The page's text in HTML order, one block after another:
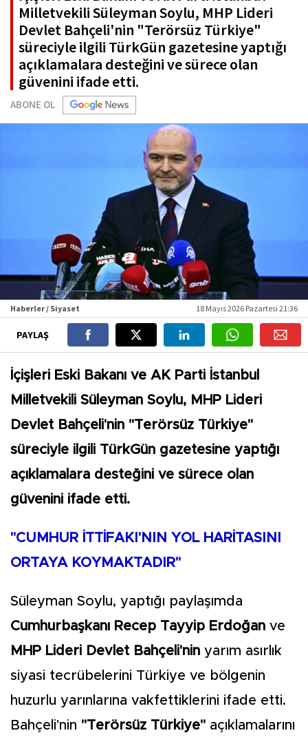
Milletvekili Süleyman Soylu, MHP Lideri
Devlet Bahçeli'nin "Terörsüz Türkiye"
süreciyle ilgili TürkGün gazetesine yaptığı
açıklamalara desteğini ve sürece olan
güvenini ifade etti.
ABONE OL
Haberler / Siyaset 18 Mayıs 2026 Pazartesi 21:36
PAYLAŞ
İçişleri Eski Bakanı ve AK Parti İstanbul
Milletvekili Süleyman Soylu, MHP Lideri
Devlet Bahçeli'nin "Terörsüz Türkiye"
süreciyle ilgili TürkGün gazetesine yaptığı
açıklamalara desteğini ve sürece olan
güvenini ifade etti.
"CUMHUR İTTİFAKI'NIN YOL HARİTASINI
ORTAYA KOYMAKTADIR"
Süleyman Soylu, yaptığı paylaşımda
Cumhurbaşkanı Recep Tayyip Erdoğan ve
MHP Lideri Devlet Bahçeli'nin yarım asırlık
siyasi tecrübelerini Türkiye ve bölgenin
huzurlu yarınlarına vakfettiklerini ifade etti.
Bahçeli'nin "Terörsüz Türkiye" açıklamalarını